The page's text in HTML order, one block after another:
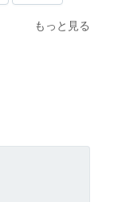
もっと見る